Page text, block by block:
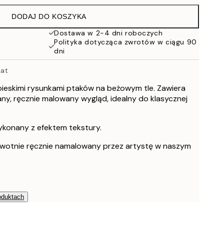
97 zł
152 zł
DODAJ DO KOSZYKA
Dostawa w 2-4 dni roboczych
Polityka dotycząca zwrotów w ciągu 90
dni
rysunkami ptaków na beżowym tle. Zawiera
ręcznie malowany wygląd, idealny do klasycznej
z efektem tekstury.
ręcznie namalowany przez artystę w naszym